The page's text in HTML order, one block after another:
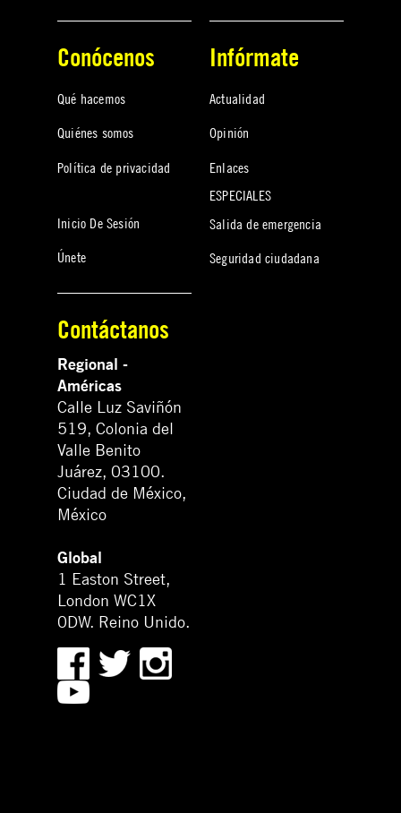
Conócenos
Qué hacemos
Quiénes somos
Política de privacidad
Inicio De Sesión
Únete
Infórmate
Actualidad
Opinión
Enlaces
ESPECIALES
Salida de emergencia
Seguridad ciudadana
Contáctanos
Regional -
Américas
Calle Luz Saviñón
519, Colonia del
Valle Benito
Juárez, 03100.
Ciudad de México,
México
Global
1 Easton Street,
London WC1X
0DW. Reino Unido.